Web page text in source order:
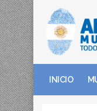
INICIO